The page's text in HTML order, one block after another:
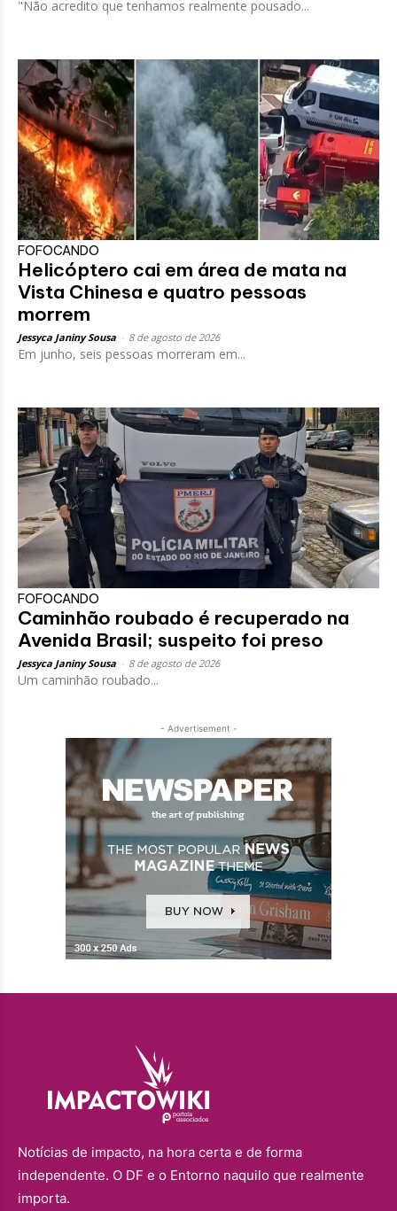
"Não acredito que tenhamos realmente pousado...
FOFOCANDO
Helicóptero cai em área de mata na
Vista Chinesa e quatro pessoas
morrem
Jessyca Janiny Sousa 8 de agosto de 2026
Em junho, seis pessoas morreram em...
FOFOCANDO
Caminhão roubado é recuperado na
Avenida Brasil; suspeito foi preso
Jessyca Janiny Sousa 8 de agosto de 2026
Um caminhão roubado...
- Advertisement -
Notícias de impacto, na hora certa e de forma
independente. O DF e o Entorno naquilo que realmente
importa.